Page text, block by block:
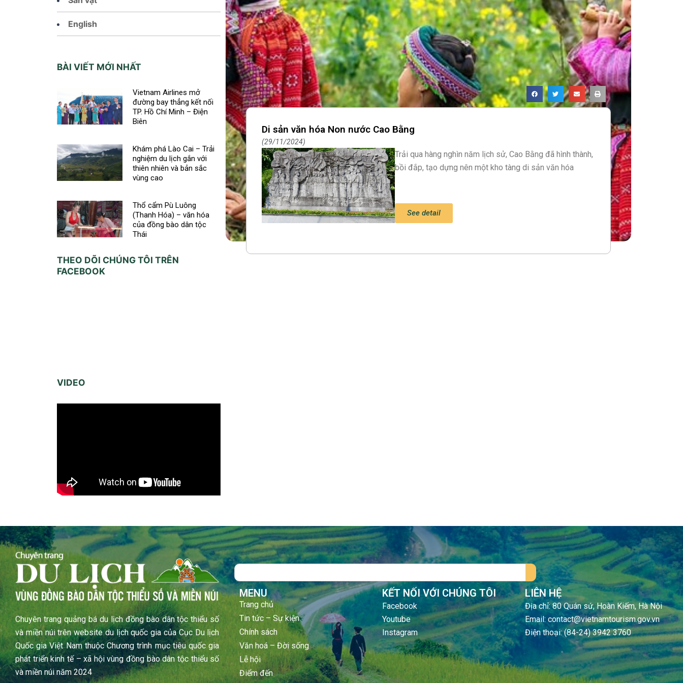
English
BÀI VIẾT MỚI NHẤT
Vietnam Airlines mở
đường bay thẳng kết nối
TP. Hồ Chí Minh – Điện
Biên
Khám phá Lào Cai – Trải
nghiệm du lịch gắn với
thiên nhiên và bản sắc
vùng cao
Thổ cẩm Pù Luông
(Thanh Hóa) – văn hóa
của đồng bào dân tộc
Thái
THEO DÕI CHÚNG TÔI TRÊN
FACEBOOK
VIDEO
Di sản văn hóa Non nước Cao Bằng
29/11/2024
Trải qua hàng nghìn năm lịch sử, Cao Bằng đã hình thành,
bồi đắp, tạo dựng nên một kho tàng di sản văn hóa
See detail
Chuyên trang quảng bá du lịch đồng bào dân tộc thiểu số
và miền núi trên website du lịch quốc gia của Cục Du lịch
Quốc gia Việt Nam thuộc Chương trình mục tiêu quốc gia
phát triển kinh tế – xã hội vùng đồng bào dân tộc thiểu số
và miền núi năm 2024
Search
MENU
Trang chủ
Tin tức – Sự kiện
Chính sách
Văn hoá – Đời sống
Lễ hội
Điểm đến
KẾT NỐI VỚI CHÚNG TÔI
Facebook
Youtube
Instagram
LIÊN HỆ
Địa chỉ: 80 Quán sứ, Hoàn Kiếm, Hà Nội
Email: contact@vietnamtourism.gov.vn
Điện thoại: (84-24) 3942 3760